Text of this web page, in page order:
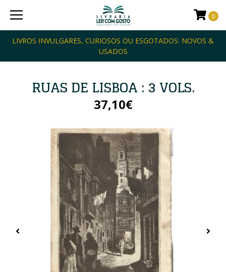
LIVROS INVULGARES, CURIOSOS OU ESGOTADOS: NOVOS &
USADOS
0
RUAS DE LISBOA : 3 VOLS.
37,10€